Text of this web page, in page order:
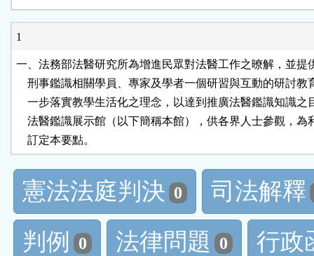
1
一、法務部法醫研究所為增進民眾對法醫工作之暸解，並提
刑事鑑識相關學員、專家及學者一個研習與互動的研討教
一步落實教學生活化之理念，以達到推廣法醫鑑識知識之
法醫鑑識展示館（以下簡稱本館），供各界人士參觀，為
    訂定本要點。
憲法法庭判決 0
司法解釋
判例
0 法律問題 0
行政